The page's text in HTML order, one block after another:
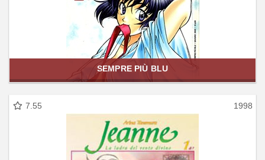
SEMPRE PIÙ BLU
7.55 1998